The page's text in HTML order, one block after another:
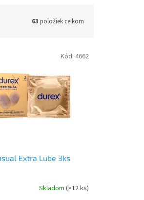
63 položiek celkom
Extra Lube 3ks
Skladom (>12 ks)
Kód: 4662